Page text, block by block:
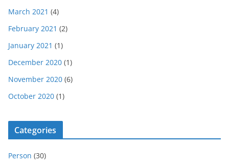
March 2021 (4)
February 2021 (2)
January 2021 (1)
December 2020 (1)
November 2020 (6)
October 2020 (1)
Categories
Person (30)